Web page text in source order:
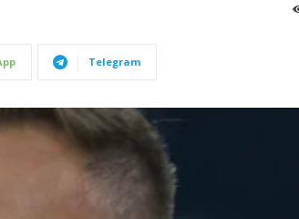
Telegram